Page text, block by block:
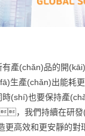
有產(chǎn)品的開
生產(chǎn)出能
(shí)也要保持產
我們持續在研發
高效和更安靜的對